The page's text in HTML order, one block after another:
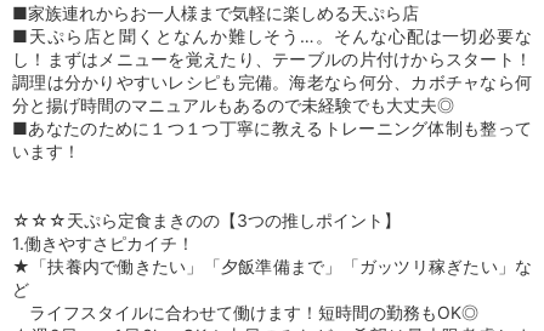
■家族連れからお一人様まで気軽に楽しめる天ぷら店
■天ぷら店と聞くとなんか難しそう…。そんな心配は一切必要な
し！まずはメニューを覚えたり、テーブルの片付けからスタート！
調理は分かりやすいレシピも完備。海老なら何分、カボチャなら何
分と揚げ時間のマニュアルもあるので未経験でも大丈夫◎
■あなたのために１つ１つ丁寧に教えるトレーニング体制も整って
います！
☆☆☆天ぷら定食まきのの【3つの推しポイント】
1.働きやすさピカイチ！
★「扶養内で働きたい」「夕飯準備まで」「ガッツリ稼ぎたい」な
ど
ライフスタイルに合わせて働けます！短時間の勤務もOK◎